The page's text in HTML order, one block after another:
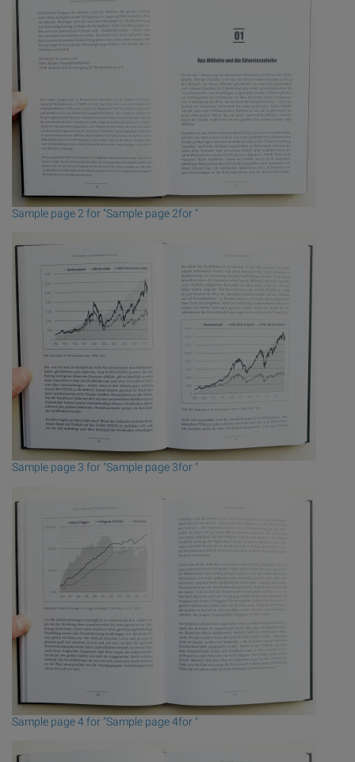
Sample page 2 for "Sample page 2for "
Sample page 3 for "Sample page 3for "
Sample page 4 for "Sample page 4for "